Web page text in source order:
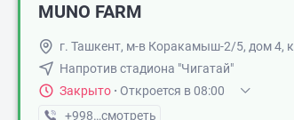
MUNO FARM
г. Ташкент, м-в Коракамыш-2/5, дом 4,
Напротив стадиона "Чигатай"
Закрыто · Откроется в 08:00
+998 (95) XXX-XX-XX
смотреть